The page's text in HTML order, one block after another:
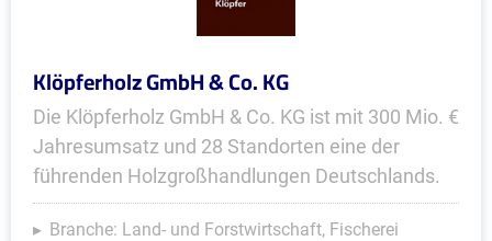
Klöpferholz GmbH & Co. KG
Die Klöpferholz GmbH & Co. KG ist mit 300 Mio. €
Jahresumsatz und 28 Standorten eine der
führenden Holzgroßhandlungen Deutschlands.
Branche: Land- und Forstwirtschaft, Fischerei